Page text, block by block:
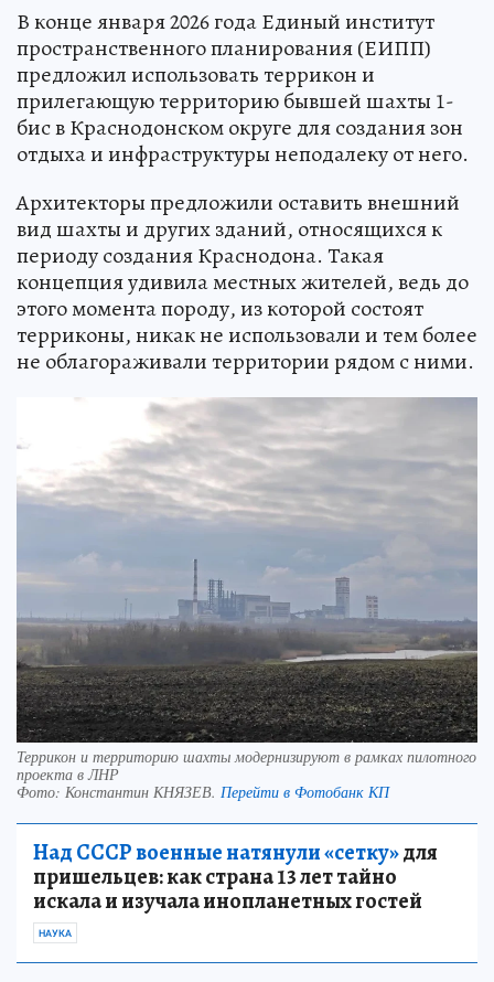
В конце января 2026 года Единый институт
пространственного планирования (ЕИПП)
предложил использовать террикон и
прилегающую территорию бывшей шахты 1-
бис в Краснодонском округе для создания зон
отдыха и инфраструктуры неподалеку от него.
Архитекторы предложили оставить внешний
вид шахты и других зданий, относящихся к
периоду создания Краснодона. Такая
концепция удивила местных жителей, ведь до
этого момента породу, из которой состоят
терриконы, никак не использовали и тем более
не облагораживали территории рядом с ними.
Террикон и территорию шахты модернизируют в рамках пилотного
проекта в ЛНР
Фото: Константин КНЯЗЕВ. Перейти в Фотобанк КП
Над СССР военные натянули «сетку»для
пришельцев: как страна 13 лет тайно
искала и изучала инопланетных гостей
НАУКА